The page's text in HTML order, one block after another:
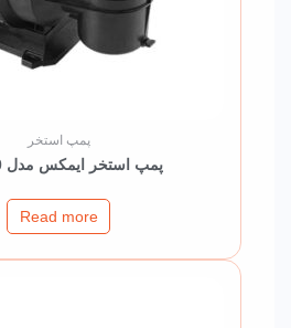
پمپ استخر
پمپ استخر ایمکس مدل SC200
Read more